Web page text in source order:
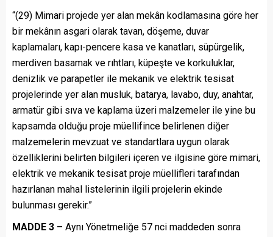
“(29) Mimari projede yer alan mekân kodlamasına göre her
bir mekânın asgari olarak tavan, döşeme, duvar
kaplamaları, kapı-pencere kasa ve kanatları, süpürgelik,
merdiven basamak ve rıhtları, küpeşte ve korkuluklar,
denizlik ve parapetler ile mekanik ve elektrik tesisat
projelerinde yer alan musluk, batarya, lavabo, duy, anahtar,
armatür gibi sıva ve kaplama üzeri malzemeler ile yine bu
kapsamda olduğu proje müellifince belirlenen diğer
malzemelerin mevzuat ve standartlara uygun olarak
özelliklerini belirten bilgileri içeren ve ilgisine göre mimari,
elektrik ve mekanik tesisat proje müellifleri tarafından
hazırlanan mahal listelerinin ilgili projelerin ekinde
bulunması gerekir.”
MADDE 3 – Aynı Yönetmeliğe 57 nci maddeden sonra